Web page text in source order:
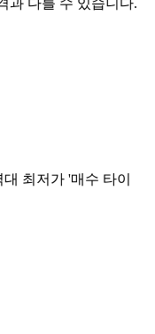
최저가 '매수 타이